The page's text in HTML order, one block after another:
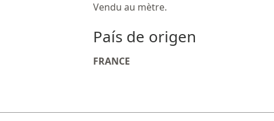
Vendu au mètre.
País de origen
FRANCE